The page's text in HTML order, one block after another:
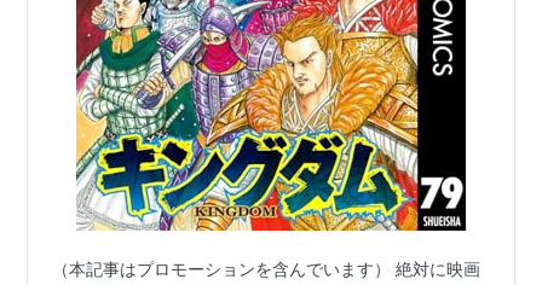
（本記事はプロモーションを含んでいます） 絶対に映画